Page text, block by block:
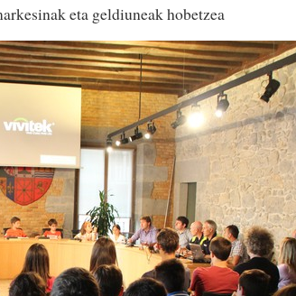
eta geldiuneak hobetzea